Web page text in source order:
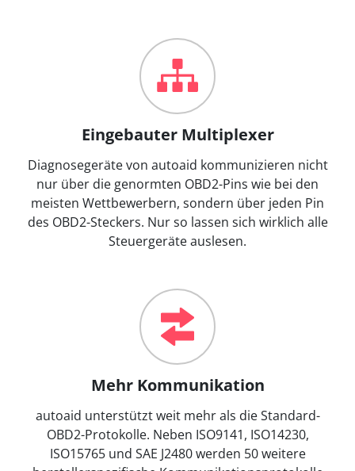
Eingebauter Multiplexer
Diagnosegeräte von autoaid kommunizieren nicht
nur über die genormten OBD2-Pins wie bei den
meisten Wettbewerbern, sondern über jeden Pin
des OBD2-Steckers. Nur so lassen sich wirklich alle
Steuergeräte auslesen.
Mehr Kommunikation
autoaid unterstützt weit mehr als die Standard-
OBD2-Protokolle. Neben ISO9141, ISO14230,
ISO15765 und SAE J2480 werden 50 weitere